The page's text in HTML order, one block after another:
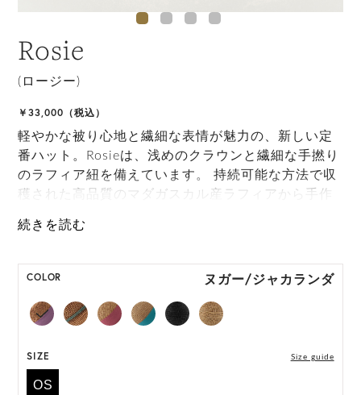
Rosie
(ロージー)
￥33,000（税込）
軽やかな被り心地と繊細な表情が魅力の、新しい定
番ハット。Rosieは、浅めのクラウンと繊細な手撚り
のラフィア紐を備えています。 持続可能な方法で収
穫された高品質のマダガスカル産ラフィアから手作
ムです。
ONE SIZE展開の商品:ONE SIZE 57.5cm
*天然素材を用いたハンドメイドのため、サイズ・色
HAT BOX(有償 GIFT BOX）対象商品
COLOR ヌガー/ジャカランダ
SIZE Size guide
OS